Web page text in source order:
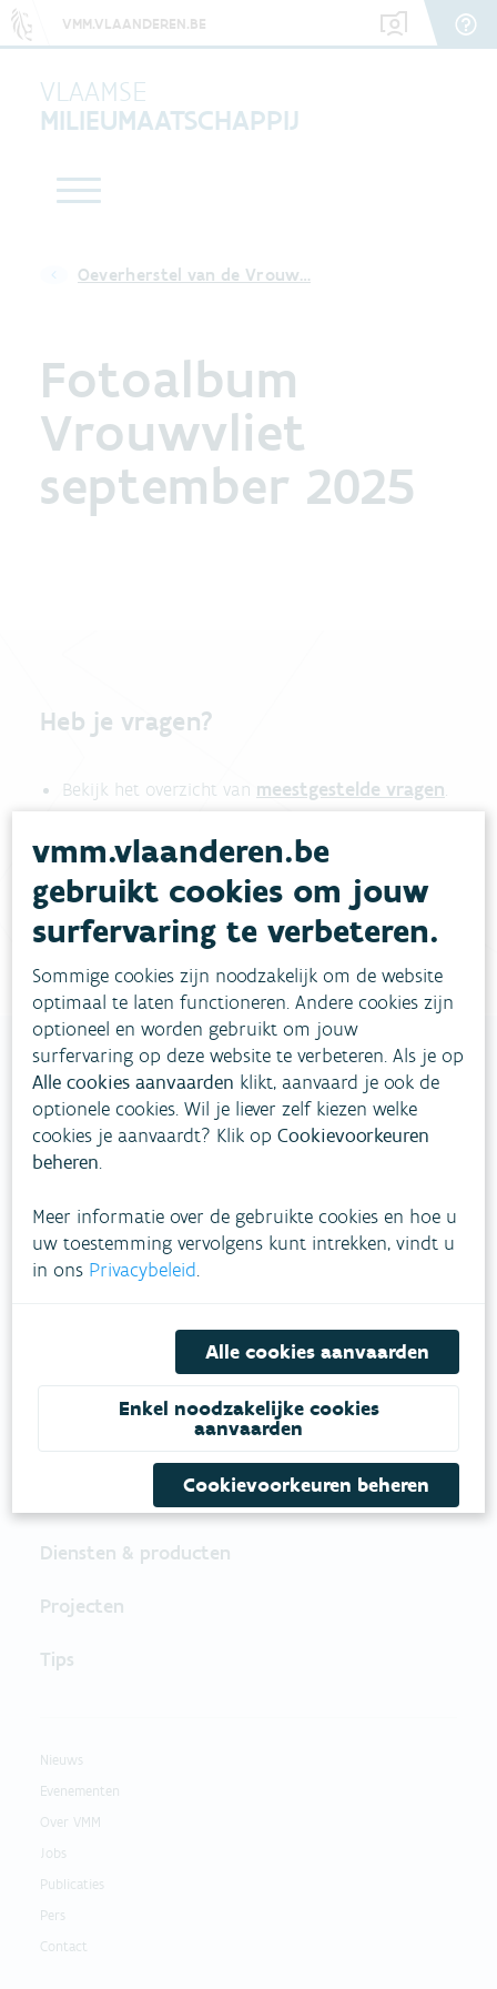
VMM.VLAANDEREN.BE
VLAAMSE
MILIEUMAATSCHAPPIJ
Oeverherstel van de Vrouw…
Fotoalbum
Vrouwvliet
september 2025
Heb je vragen?
Bekijk het overzicht van meestgestelde vragen.
Niet gevonden wat je zocht?
Vul ons
contactformulier in.
Bel gratis 1700
VLAAMSE
MILIEUMAATSCHAPPIJ
Daarvoor zetten we samen met partners in op
een duurzaam lucht-, water- en klimaatbeleid.
Feiten & cijfers
Diensten & producten
Projecten
Tips
Nieuws
Evenementen
Over VMM
Jobs
Publicaties
Pers
Contact
vmm.vlaanderen.be
gebruikt cookies om jouw
surfervaring te verbeteren.
Sommige cookies zijn noodzakelijk om de website
optimaal te laten functioneren. Andere cookies zijn
optioneel en worden gebruikt om jouw
surfervaring op deze website te verbeteren. Als je op
Alle cookies aanvaarden klikt, aanvaard je ook de
optionele cookies. Wil je liever zelf kiezen welke
cookies je aanvaardt? Klik opCookievoorkeuren
beheren.
Meer informatie over de gebruikte cookies en hoe u
uw toestemming vervolgens kunt intrekken, vindt u
in ons Privacybeleid.
Alle cookies aanvaarden
Enkel noodzakelijke cookies
aanvaarden
Cookievoorkeuren beheren